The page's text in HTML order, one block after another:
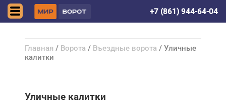
+7 (861) 944-64-04
Главная / Ворота / Въездные ворота / Уличные
калитки
Уличные калитки